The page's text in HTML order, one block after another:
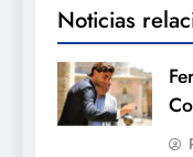
Noticias